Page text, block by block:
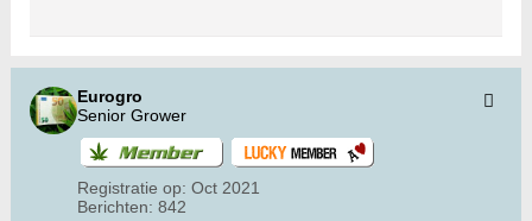
Eurogro
Senior Grower
Registratie op: Oct 2021
Berichten: 842